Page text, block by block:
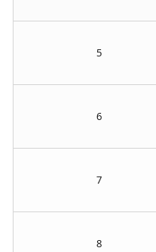
5
6
7
8